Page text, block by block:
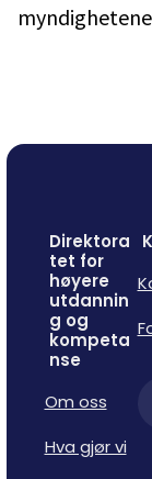
Direktora
tet for
høyere
utdannin
g og
kompeta
nse
Om oss
Hva gjør vi